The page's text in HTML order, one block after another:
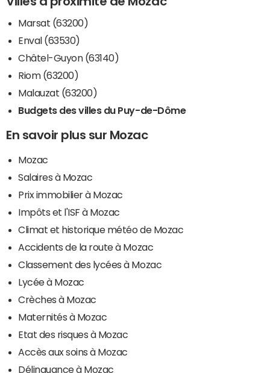
Marsat (63200)
Enval (63530)
Châtel-Guyon (63140)
Riom (63200)
Malauzat (63200)
Budgets des villes du Puy-de-Dôme
En savoir plus sur Mozac
Mozac
Salaires à Mozac
Prix immobilier à Mozac
Impôts et l'ISF à Mozac
Climat et historique météo de Mozac
Accidents de la route à Mozac
Classement des lycées à Mozac
Lycée à Mozac
Crèches à Mozac
Maternités à Mozac
Etat des risques à Mozac
Accès aux soins à Mozac
Délinquance à Mozac